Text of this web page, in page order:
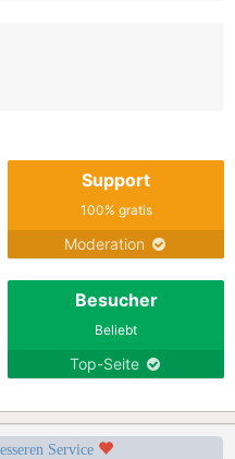
Support
100% gratis
Moderation
Besucher
Beliebt
Top-Seite
Service